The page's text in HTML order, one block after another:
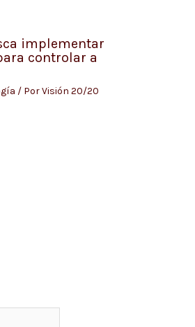
implementar
controlar a
/ PorVisión 20/20